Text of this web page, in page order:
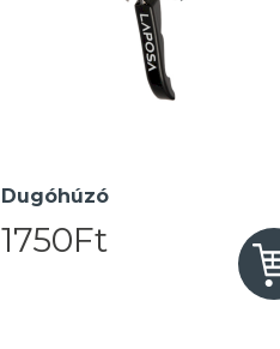
Dugóhúzó
1750Ft